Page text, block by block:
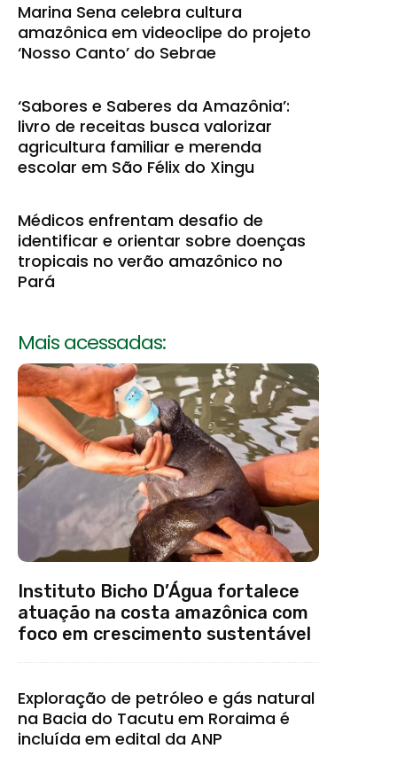
Marina Sena celebra cultura
amazônica em videoclipe do projeto
‘Nosso Canto’ do Sebrae
‘Sabores e Saberes da Amazônia’:
livro de receitas busca valorizar
agricultura familiar e merenda
escolar em São Félix do Xingu
Médicos enfrentam desafio de
identificar e orientar sobre doenças
tropicais no verão amazônico no
Pará
Mais acessadas:
Instituto Bicho D’Água fortalece
atuação na costa amazônica com
foco em crescimento sustentável
Exploração de petróleo e gás natural
na Bacia do Tacutu em Roraima é
incluída em edital da ANP